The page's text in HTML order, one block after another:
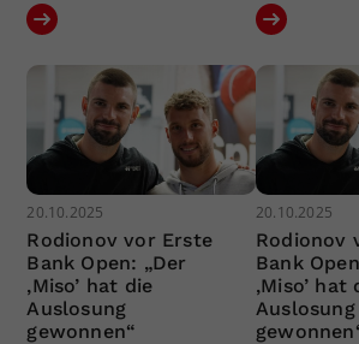
20.10.2025
Rodionov vor Erste
Bank Open: „Der
‚Miso’ hat die
Auslosung
gewonnen“
20.10.2025
Rodionov
Bank
‚Miso’ hat
Auslosung